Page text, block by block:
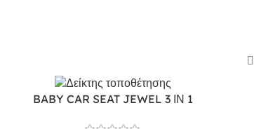
BABY CAR SEAT JEWEL 3 ΙΝ 1